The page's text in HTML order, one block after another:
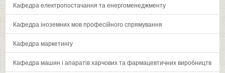
Кафедра електропостачання та енергоменеджменту
Кафедра іноземних мов професійного спрямування
Кафедра маркетингу
Кафедра машин і апаратів харчових та фармацевтичних виробництв